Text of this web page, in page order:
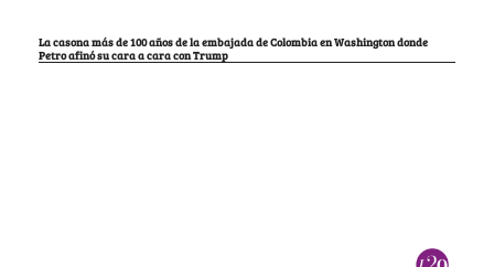
La casona más de 100 años de la embajada de Colombia en Washington donde
Petro afinó su cara a cara con Trump